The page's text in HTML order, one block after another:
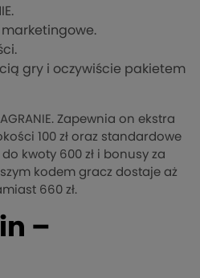
gry i oczywiście pakietem
Zapewnia on ekstra
100 zł oraz standardowe
kwoty 600 zł i bonusy za
kodem gracz dostaje aż
660 zł.
–